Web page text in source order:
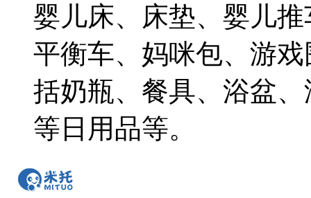
婴儿床、床垫、婴儿
平衡车、妈咪包、游
括奶瓶、餐具、浴盆
等日用品等。